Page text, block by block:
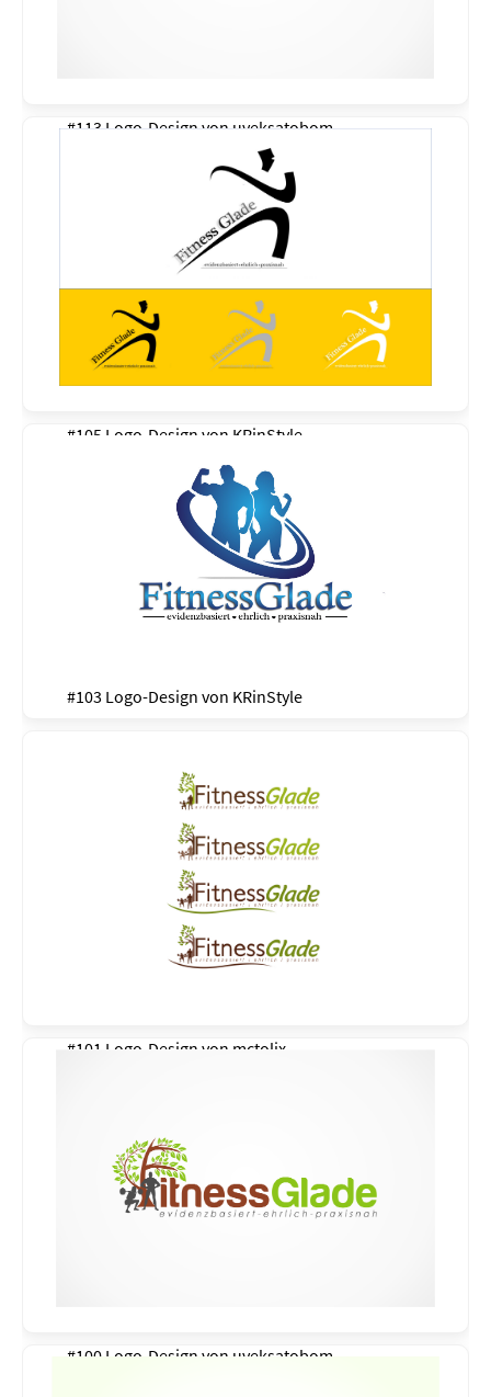
#113 Logo-Design vonuveksatobom
#105 Logo-Design von KRinStyle
#103 Logo-Design von KRinStyle
#101 Logo-Design von mctolix
#100 Logo-Design von uveksatobom